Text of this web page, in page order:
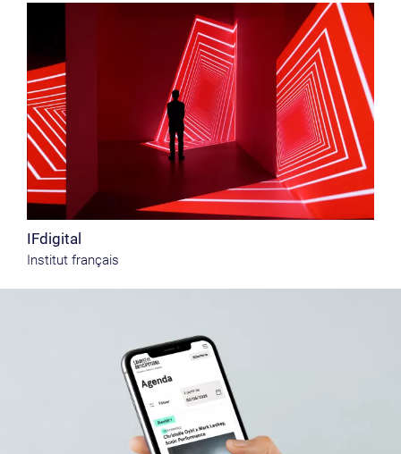
IFdigital
Institut français